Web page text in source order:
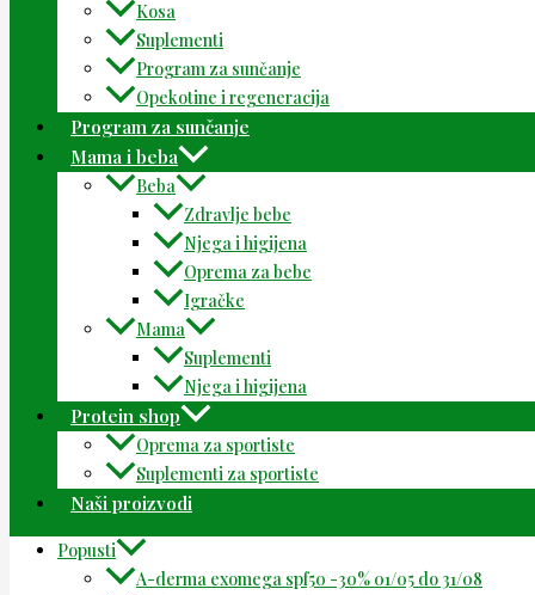
Kosa
Suplementi
Program za sunčanje
Opekotine i regeneracija
Program za sunčanje
Mama i beba
Beba
Zdravlje bebe
Njega i higijena
Oprema za bebe
Igračke
Mama
Suplementi
Njega i higijena
Protein shop
Oprema za sportiste
Suplementi za sportiste
Naši proizvodi
Popusti
A-derma exomega spf50 -30% 01/05 do 31/08